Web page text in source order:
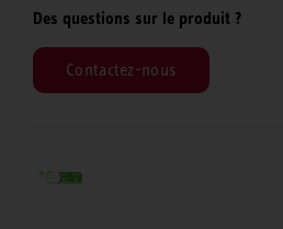
Des questions sur le produit ?
Contactez-nous